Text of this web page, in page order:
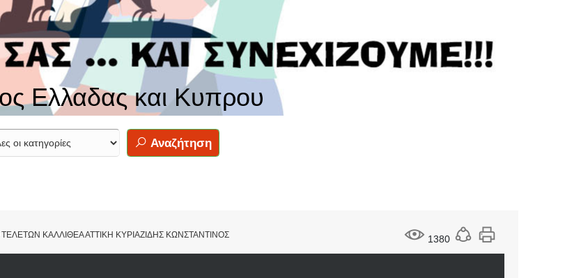
Ελλαδας και Κυπρου
Αναζήτηση
1380
ΤΕΛΕΤΩΝ ΚΑΛΛΙΘΕΑ ΑΤΤΙΚΗ ΚΥΡΙΑΖΙΔΗΣ ΚΩΝΣΤΑΝΤΙΝΟΣ